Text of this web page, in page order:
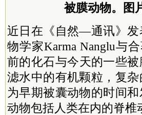
被膜动物。图
近日在《自然—通讯》发
物学家Karma Nanglu与
前的化石与今天的一些
滤水中的有机颗粒，复
为早期被囊动物的时间
动物包括人类在内的脊椎